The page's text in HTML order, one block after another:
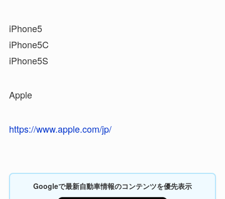
iPhone5
iPhone5C
iPhone5S
Apple
https://www.apple.com/jp/
Googleで最新自動車情報のコンテンツを優先表示